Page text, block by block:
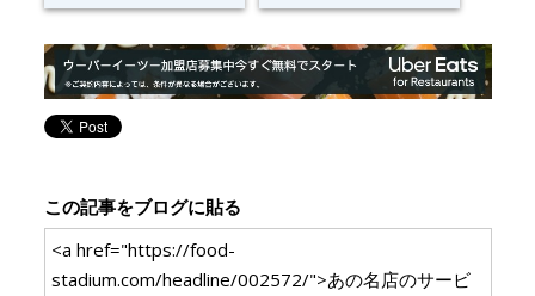
この記事をブログに貼る
<a href="https://food-
stadium.com/headline/002572/">あの名店のサービ